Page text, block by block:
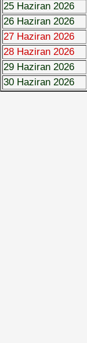
25 Haziran 2026
26 Haziran 2026
27 Haziran 2026
28 Haziran 2026
29 Haziran 2026
30 Haziran 2026